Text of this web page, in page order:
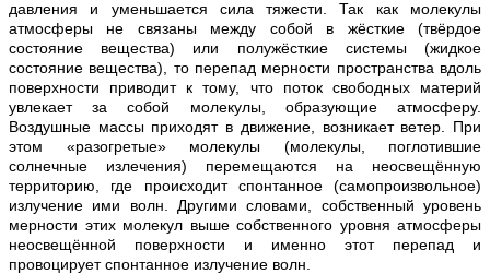
давления и уменьшается сила тяжести. Так как молекулы
атмосферы не связаны между собой в жёсткие (твёрдое
состояние вещества) или полужёсткие системы (жидкое
состояние вещества), то перепад мерности пространства вдоль
поверхности приводит к тому, что поток свободных материй
увлекает за собой молекулы, образующие атмосферу.
Воздушные массы приходят в движение, возникает ветер. При
этом «разогретые» молекулы (молекулы, поглотившие
солнечные излечения) перемещаются на неосвещённую
территорию, где происходит спонтанное (самопроизвольное)
излучение ими волн. Другими словами, собственный уровень
мерности этих молекул выше собственного уровня атмосферы
неосвещённой поверхности и именно этот перепад и
провоцирует спонтанное излучение волн.